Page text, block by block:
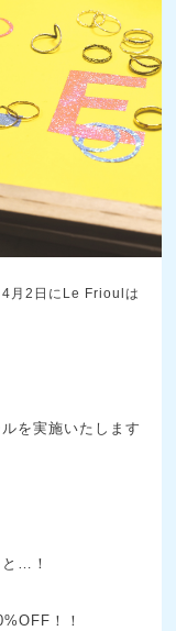
4月2日にLe Frioulは
を実施いたします
…！
！！